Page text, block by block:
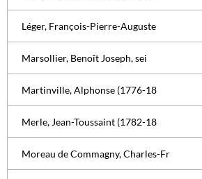
Léger, François-Pierre-Auguste
Marsollier, Benoît Joseph, sei
Martinville, Alphonse (1776-18
Merle, Jean-Toussaint (1782-18
Moreau de Commagny, Charles-Fr